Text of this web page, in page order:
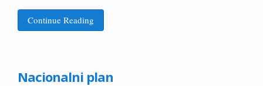
Continue Reading
Nacionalni plan